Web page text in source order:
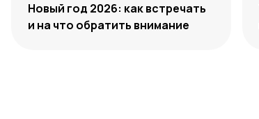
Новый год 2026: как встречать
и на что обратить внимание